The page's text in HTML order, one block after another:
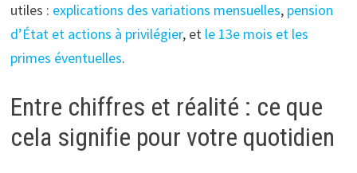
utiles : explications des variations mensuelles, pension
d’État et actions à privilégier, et le 13e mois et les
primes éventuelles.
Entre chiffres et réalité : ce que
cela signifie pour votre quotidien